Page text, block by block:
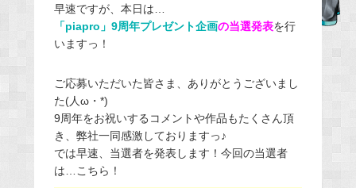
b
o
早速ですが、本日は…
「piapro」9周年プレゼント企画の当選発表を行
いますっ！
ご応募いただいた皆さま、ありがとうございまし
た(人ω・*)
9周年をお祝いするコメントや作品もたくさん頂
き、弊社一同感激しておりますっ♪
では早速、当選者を発表します！今回の当選者
は…こちら！